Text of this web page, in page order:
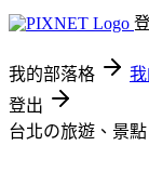
我的部落格
登出
台北の旅遊、景